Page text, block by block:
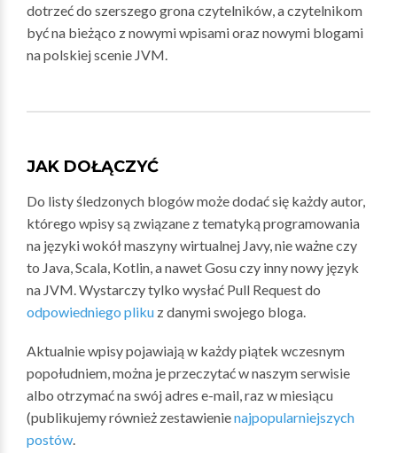
dotrzeć do szerszego grona czytelników, a czytelnikom
być na bieżąco z nowymi wpisami oraz nowymi blogami
na polskiej scenie JVM.
JAK DOŁĄCZYĆ
Do listy śledzonych blogów może dodać się każdy autor,
którego wpisy są związane z tematyką programowania
na języki wokół maszyny wirtualnej Javy, nie ważne czy
to Java, Scala, Kotlin, a nawet Gosu czy inny nowy język
na JVM. Wystarczy tylko wysłać Pull Request do
odpowiedniego pliku z danymi swojego bloga.
Aktualnie wpisy pojawiają w każdy piątek wczesnym
popołudniem, można je przeczytać w naszym serwisie
albo otrzymać na swój adres e-mail, raz w miesiącu
(publikujemy również zestawienienajpopularniejszych
postów.